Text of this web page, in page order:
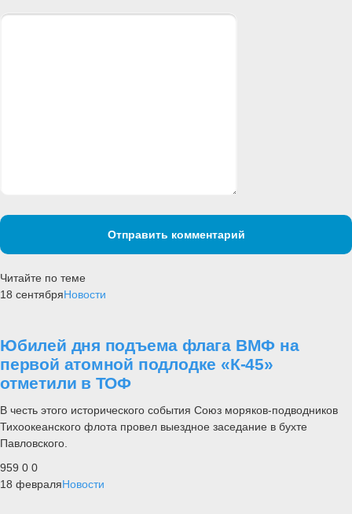
Отправить комментарий
Читайте по теме
18 сентябряНовости
Юбилей дня подъема флага ВМФ на
первой атомной подлодке «К-45»
отметили в ТОФ
В честь этого исторического события Союз моряков-подводников
Тихоокеанского флота провел выездное заседание в бухте
Павловского.
959 0 0
18 февраляНовости